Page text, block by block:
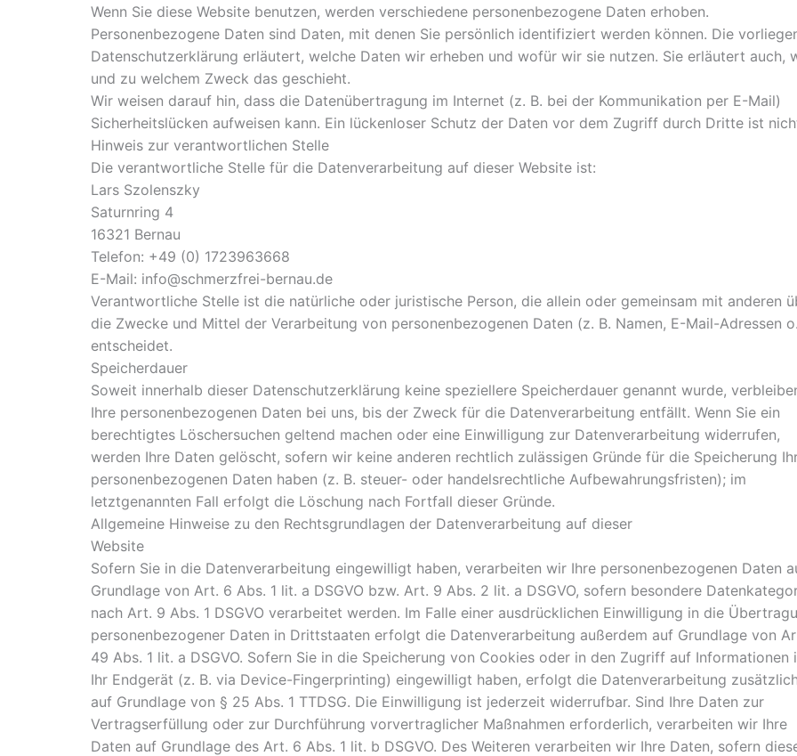
Wenn Sie diese Website benutzen, werden verschiedene personenbezogene Daten erhoben.
Personenbezogene Daten sind Daten, mit denen Sie persönlich identifiziert werden können. Die
Datenschutzerklärung erläutert, welche Daten wir erheben und wofür wir sie nutzen. Sie erläutert auch,
und zu welchem Zweck das geschieht.
Wir weisen darauf hin, dass die Datenübertragung im Internet (z. B. bei der Kommunikation per E-Mail)
Sicherheitslücken aufweisen kann. Ein lückenloser Schutz der Daten vor dem Zugriff durch Dritte ist
Hinweis zur verantwortlichen Stelle
Die verantwortliche Stelle für die Datenverarbeitung auf dieser Website ist:
Lars Szolenszky
Saturnring 4
16321 Bernau
Telefon: +49 (0) 1723963668
E-Mail: info@schmerzfrei-bernau.de
Verantwortliche Stelle ist die natürliche oder juristische Person, die allein oder gemeinsam mit anderen
die Zwecke und Mittel der Verarbeitung von personenbezogenen Daten (z. B. Namen, E-Mail-Adressen
entscheidet.
Speicherdauer
Soweit innerhalb dieser Datenschutzerklärung keine speziellere Speicherdauer genannt wurde,
Ihre personenbezogenen Daten bei uns, bis der Zweck für die Datenverarbeitung entfällt. Wenn Sie ein
berechtigtes Löschersuchen geltend machen oder eine Einwilligung zur Datenverarbeitung widerrufen,
werden Ihre Daten gelöscht, sofern wir keine anderen rechtlich zulässigen Gründe für die Speicherung
personenbezogenen Daten haben (z. B. steuer- oder handelsrechtliche Aufbewahrungsfristen); im
letztgenannten Fall erfolgt die Löschung nach Fortfall dieser Gründe.
Allgemeine Hinweise zu den Rechtsgrundlagen der Datenverarbeitung auf dieser
Website
Sofern Sie in die Datenverarbeitung eingewilligt haben, verarbeiten wir Ihre personenbezogenen Daten
Grundlage von Art. 6 Abs. 1 lit. a DSGVO bzw. Art. 9 Abs. 2 lit. a DSGVO, sofern besondere
nach Art. 9 Abs. 1 DSGVO verarbeitet werden. Im Falle einer ausdrücklichen Einwilligung in die
personenbezogener Daten in Drittstaaten erfolgt die Datenverarbeitung außerdem auf Grundlage von
49 Abs. 1 lit. a DSGVO. Sofern Sie in die Speicherung von Cookies oder in den Zugriff auf Informationen
Ihr Endgerät (z. B. via Device-Fingerprinting) eingewilligt haben, erfolgt die Datenverarbeitung
auf Grundlage von § 25 Abs. 1 TTDSG. Die Einwilligung ist jederzeit widerrufbar. Sind Ihre Daten zur
Vertragserfüllung oder zur Durchführung vorvertraglicher Maßnahmen erforderlich, verarbeiten wir Ihre
Daten auf Grundlage des Art. 6 Abs. 1 lit. b DSGVO. Des Weiteren verarbeiten wir Ihre Daten, sofern